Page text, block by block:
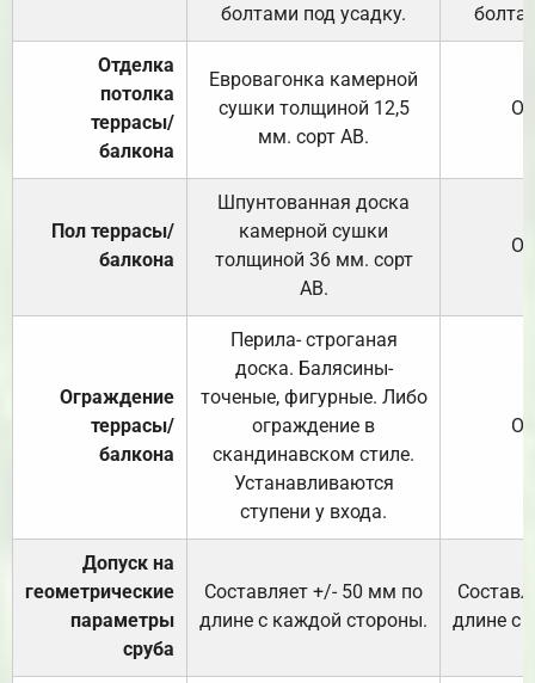
болтами под усадку.
Отделка
потолка
террасы/
балкона
Евровагонка камерной
сушки толщиной 12,5
мм. сорт АВ.
Пол террасы/
балкона
Шпунтованная доска
камерной сушки
толщиной 36 мм. сорт
АВ.
Ограждение
террасы/
балкона
Перила- строганая
доска. Балясины-
точеные, фигурные. Либо
ограждение в
скандинавском стиле.
Устанавливаются
ступени у входа.
Допуск на
геометрические
параметры
сруба
Составляет +/- 50 мм по
длине с каждой стороны.
длине с